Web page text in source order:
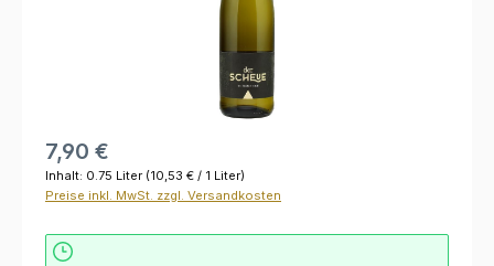
7,90 €
Inhalt: 0.75 Liter (10,53 € / 1 Liter)
Preise inkl. MwSt. zzgl. Versandkosten